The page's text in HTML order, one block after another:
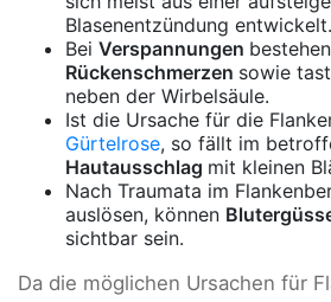
Blasenentzündung entwickelt.
Bei Verspannungen
Rückenschmerzen sowie
neben der Wirbelsäule.
Ist die Ursache für die
Gürtelrose, so fällt im
Hautausschlag mit kleinen
Nach Traumata im
auslösen, können
sichtbar sein.
Da die möglichen Ursachen für